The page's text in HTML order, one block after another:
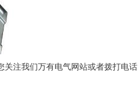
关注我们万有电气网站或者拨打电话